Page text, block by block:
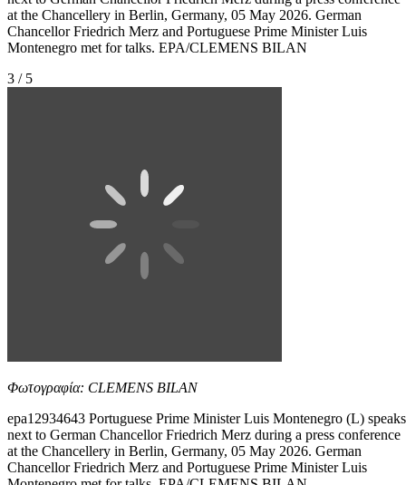
at the Chancellery in Berlin, Germany, 05 May 2026. German
Chancellor Friedrich Merz and Portuguese Prime Minister Luis
Montenegro met for talks. EPA/CLEMENS BILAN
3 / 5
Φωτογραφία: CLEMENS BILAN
epa12934643 Portuguese Prime Minister Luis Montenegro (L) speaks
next to German Chancellor Friedrich Merz during a press conference
at the Chancellery in Berlin, Germany, 05 May 2026. German
Chancellor Friedrich Merz and Portuguese Prime Minister Luis